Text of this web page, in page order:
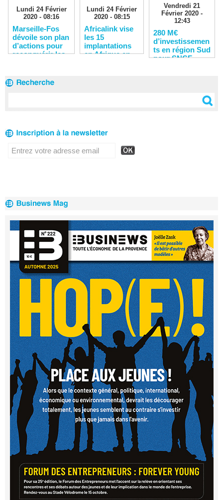
Lundi 24 Février
2020 - 08:16
Marseille-Fos
dévoile son plan
d’actions pour
reconquérir les
Lundi 24 Février
2020 - 08:15
Africalink vise
les 15
implantations
en Afrique en
Vendredi 21
Février 2020 -
12:43
280 M€
d’investissemen
ts en région Sud
pour SNCF